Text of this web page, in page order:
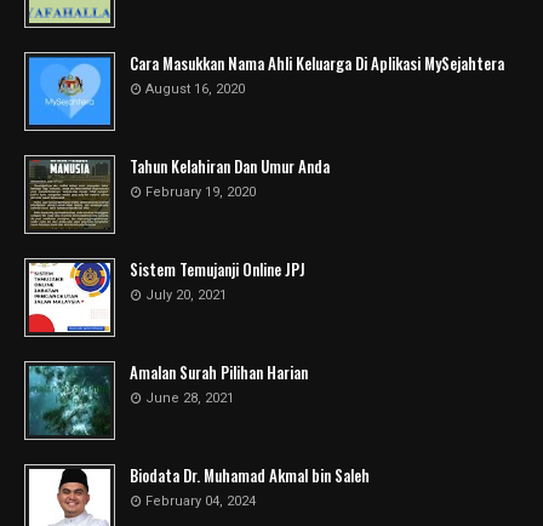
Cara Masukkan Nama Ahli Keluarga Di Aplikasi MySejahtera
August 16, 2020
Tahun Kelahiran Dan Umur Anda
February 19, 2020
Sistem Temujanji Online JPJ
July 20, 2021
Amalan Surah Pilihan Harian
June 28, 2021
Biodata Dr. Muhamad Akmal bin Saleh
February 04, 2024